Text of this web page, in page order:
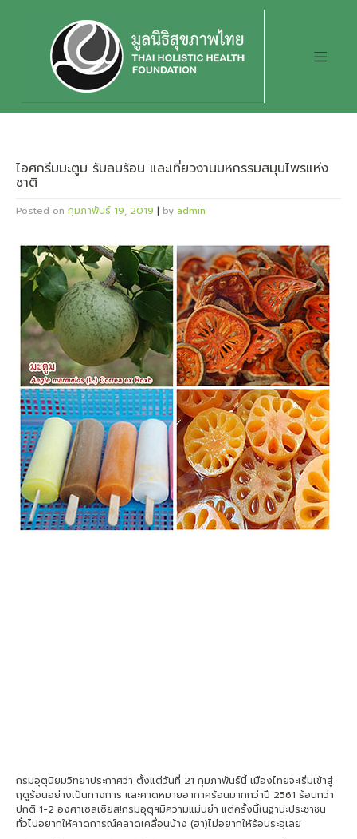
ไอศกรีมมะตูม รับลมร้อน และเที่ยวงานมหกรรมสมุนไพรแห่ง
ชาติ
Posted on กุมภาพันธ์ 19, 2019 | by admin
กรมอุตุนิยมวิทยาประกาศว่า ตั้งแต่วันที่ 21 กุมภาพันธ์นี้ เมืองไทยจะเริ่มเข้าสู่
ฤดูร้อนอย่างเป็นทางการ และคาดหมายอากาศร้อนมากกว่าปี 2561 ร้อนกว่า
ปกติ 1-2 องศาเซลเซียส!กรมอุตุฯมีความแม่นยำ แต่ครั้งนี้ในฐานะประชาชน
ทั่วไปอยากให้คาดการณ์คลาดเคลื่อนบ้าง (ฮา)ไม่อยากให้ร้อนระอุเลย